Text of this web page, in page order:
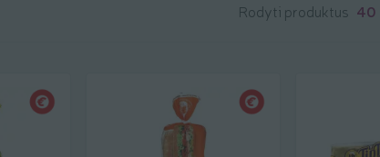
Rodyti produktus 40